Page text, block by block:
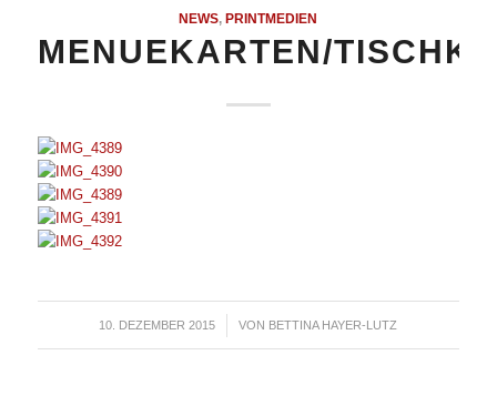
NEWS, PRINTMEDIEN
MENUEKARTEN/
10. DEZEMBER 2015
/ VON BETTINA HAYER-LUTZ